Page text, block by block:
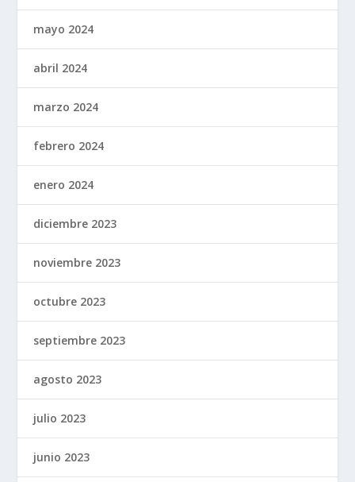
mayo 2024
abril 2024
marzo 2024
febrero 2024
enero 2024
diciembre 2023
noviembre 2023
octubre 2023
septiembre 2023
agosto 2023
julio 2023
junio 2023